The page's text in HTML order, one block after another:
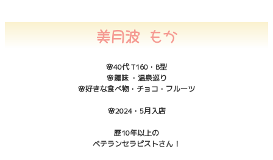
美月波 もか
🌸40代 T160・B型
🌸趣味 ・温泉巡り
🌸好きな食べ物・チョコ・フルーツ
🌸2024・5月入店
歴10年以上の
ベテランセラピストさん！